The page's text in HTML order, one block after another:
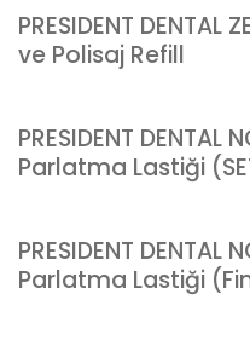
PRESIDENT DENTAL
ve Polisaj Refill
PRESIDENT
Parlatma Lastiği
PRESIDENT
Parlatma Lastiği